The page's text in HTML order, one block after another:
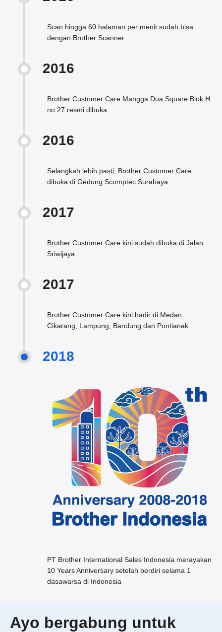
Scan hingga 60 halaman per menit sudah bisa
dengan Brother Scanner
2016
Brother Customer Care Mangga Dua Square Blok H
no.27 resmi dibuka
2016
Selangkah lebih pasti, Brother Customer Care
dibuka di Gedung Scomptec Surabaya
2017
Brother Customer Care kini sudah dibuka di Jalan
Sriwijaya
2017
Brother Customer Care kini hadir di Medan,
Cikarang, Lampung, Bandung dan Pontianak
2018
PT Brother International Sales Indonesia merayakan
10 Years Anniversary setelah berdiri selama 1
dasawarsa di Indonesia
Ayo bergabung untuk